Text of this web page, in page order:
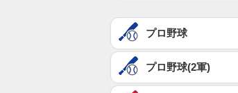
プロ野球
プロ野球(2軍)